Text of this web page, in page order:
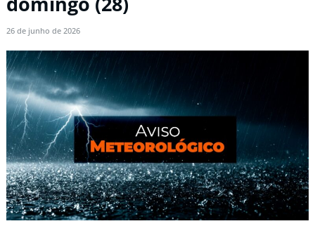
26 de junho de 2026